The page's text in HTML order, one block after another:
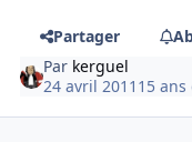
Partager
Par kerguel
24 avril 2011 15 ans